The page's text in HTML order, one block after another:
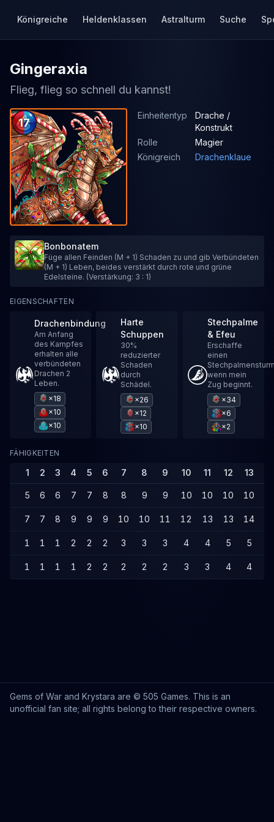
Königreiche Heldenklassen Astralturm Suche
Gingeraxia
Flieg, flieg so schnell du kannst!
17
Einheitentyp
Drache /
Konstrukt
Rolle
Magier
Königreich
Drachenklaue
Bonbonatem
Füge allen Feinden (M + 1) Schaden zu und gib Verbündeten
(M + 1) Leben, beides verstärkt durch rote und grüne
Edelsteine. (Verstärkung: 3 : 1)
EIGENSCHAFTEN
Drachenbindung
Am Anfang
des Kampfes
erhalten alle
verbündeten
Drachen 2
Leben.
×18
×10
×10
Harte
Schuppen
30%
reduzierter
Schaden
durch
Schädel.
×26
×12
×10
Stechpalme
& Efeu
Erschaffe
einen
wenn mein
Zug beginnt.
×34
×6
×2
FÄHIGKEITEN
1 2 3 4 5 6 7 8 9 10 11 12 13
5 6 6 7 7 8 8 9 9 10 10 10 10
7 7 8 9 9 9 10 10 11 12 13 13 14
1 1 1 2 2 2 3 3 3 4 4 5 5
1 1 1 1 2 2 2 2 2 3 3 4 4
Gems of War and Krystara are © 505 Games. This is an
unofficial fan site; all rights belong to their respective owners.